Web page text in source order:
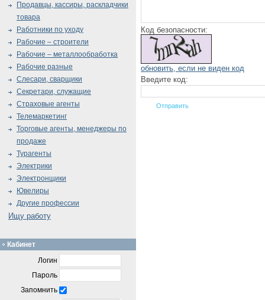
Код безопасности:
обновить, если не виден код
Введите код:
Продавцы, кассиры, раскладчики
товара
Работники по уходу
Рабочие – строители
Рабочие – металлообработка
Рабочие разные
Слесари, сварщики
Секретари, служащие
Страховые агенты
Телемаркетинг
Торговые агенты, менеджеры по
продаже
Турагенты
Электрики
Электронщики
Ювелиры
Другие профессии
Ищу работу
Кабинет
Логин
Пароль
Запомнить